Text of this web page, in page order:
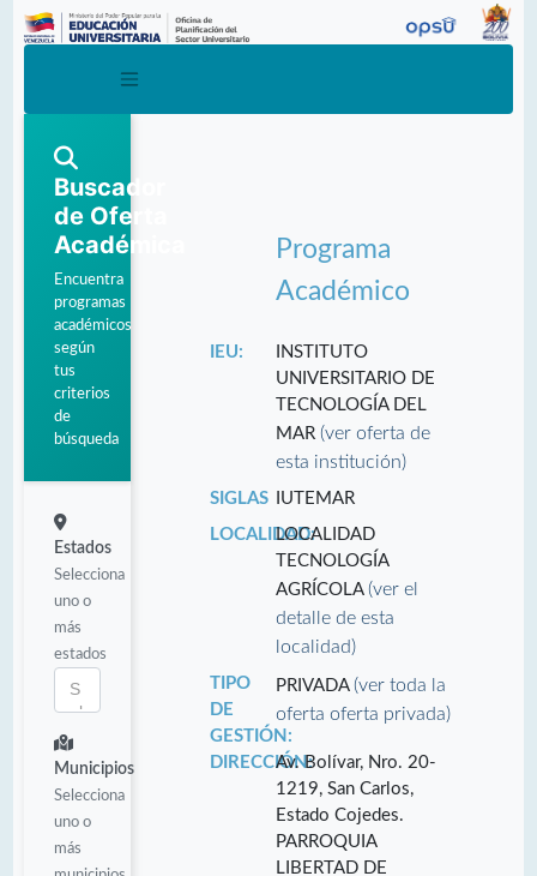
Buscador
de Oferta
Académica
Encuentra
programas
académicos
según
tus
criterios
de
búsqueda
Estados
Selecciona
uno o
más
estados
Municipios
Selecciona
uno o
más
Programa
Académico
IEU:
INSTITUTO
UNIVERSITARIO DE
TECNOLOGÍA DEL
MAR(ver oferta de
esta institución)
SIGLAS
IUTEMAR
LOCALIDAD:LOCALIDAD
TECNOLOGÍA
AGRÍCOLA(ver el
detalle de esta
localidad)
TIPO
DE
GESTIÓN:
PRIVADA(ver toda la
oferta oferta privada)
DIRECCIÓN:Av. Bolívar, Nro. 20-
1219, San Carlos,
Estado Cojedes.
PARROQUIA
LIBERTAD DE